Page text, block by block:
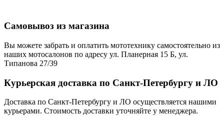
Самовывоз из магазина
Вы можете забрать и оплатить мототехнику самостоятельно из
наших мотосалонов по адресу ул. Планерная 15 Б, ул.
Типанова 27/39
Курьерская доставка по Санкт-Петербургу и ЛО
Доставка по Санкт-Петербургу и ЛО осуществляется нашими
курьерами. Стоимость доставки уточняйте у менеджера.